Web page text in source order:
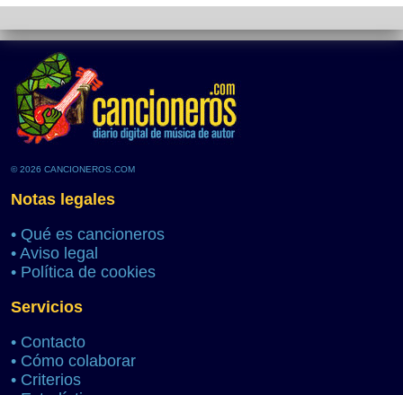
© 2026 CANCIONEROS.COM
Notas legales
• Qué es cancioneros
• Aviso legal
• Política de cookies
Servicios
• Contacto
• Cómo colaborar
• Criterios